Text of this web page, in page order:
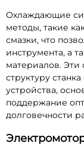
Охлаждающие
методы, такие
смазки, что
инструмента, а
материалов. Эти
структуру
устройства,
поддержание
долговечности